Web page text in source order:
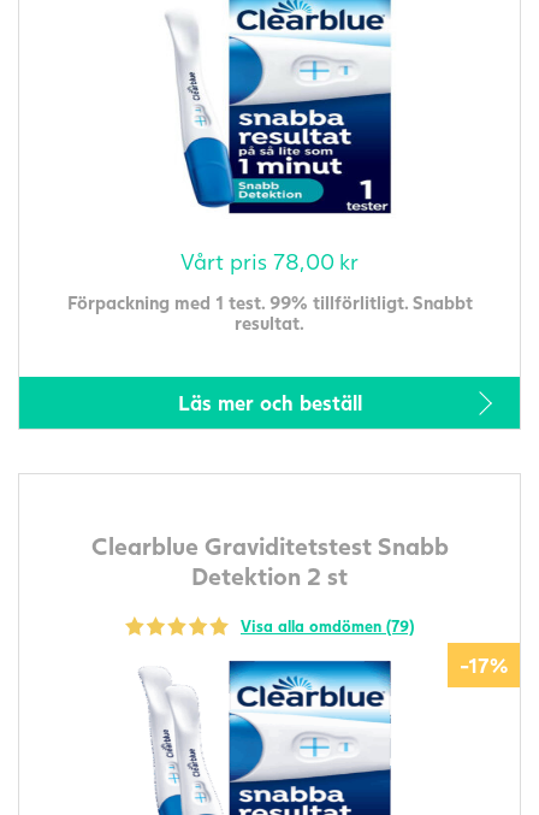
Vårt pris 78,00 kr
Förpackning med 1 test. 99% tillförlitligt. Snabbt
resultat.
Läs mer och beställ
Clearblue Graviditetstest Snabb
Detektion 2 st
Visa alla omdömen (79)
-17%